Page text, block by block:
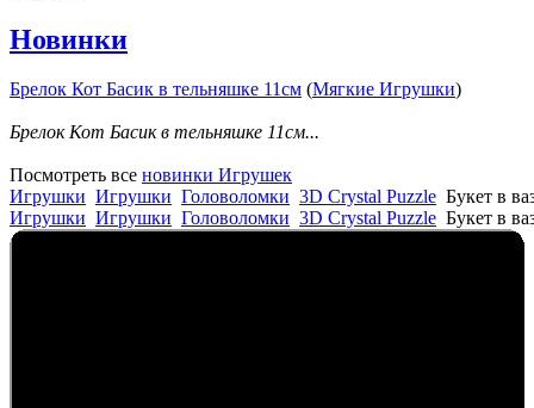
Новинки
Брелок Кот Басик в тельняшке 11см (Мягкие Игрушки)
Брелок Кот Басик в тельняшке 11см...
Посмотреть все новинки Игрушек
Игрушки Игрушки Головоломки 3D Crystal Puzzle Букет в
Игрушки Игрушки Головоломки 3D Crystal Puzzle Букет в